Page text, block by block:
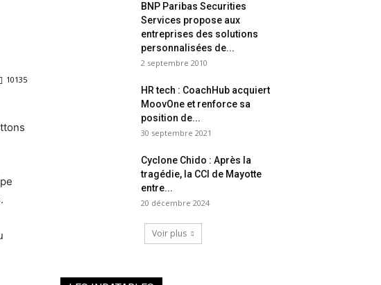
10135
BNP Paribas Securities
Services propose aux
entreprises des solutions
personnalisées de...
2 septembre 2010
HR tech : CoachHub acquiert
MoovOne et renforce sa
position de...
30 septembre 2021
Cyclone Chido : Après la
tragédie, la CCI de Mayotte
entre...
20 décembre 2024
Voir plus